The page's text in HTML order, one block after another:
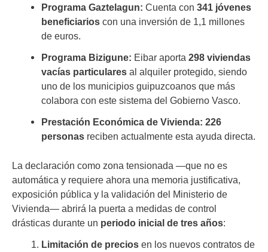
Programa Gaztelagun: Cuenta con341 jóvenes
beneficiarios con una inversión de 1,1 millones
de euros.
Programa Bizigune: Eibar aporta298 viviendas
vacías particulares al alquiler protegido, siendo
uno de los municipios guipuzcoanos que más
colabora con este sistema del Gobierno Vasco.
Prestación Económica de Vivienda: 226
personas reciben actualmente esta ayuda directa.
La declaración como zona tensionada —que no es
automática y requiere ahora una memoria justificativa,
exposición pública y la validación del Ministerio de
Vivienda— abrirá la puerta a medidas de control
drásticas durante un periodo inicial de tres años:
Limitación de precios en los nuevos contratos de